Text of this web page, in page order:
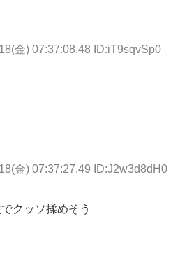
金) 07:37:08.48 ID:iT9sqvSp0
金) 07:37:27.49 ID:J2w3d8dH0
クッソ揉めそう